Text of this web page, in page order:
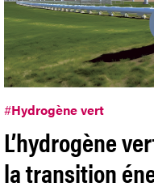
#Hydrogène vert
L’hydrogène
la transition